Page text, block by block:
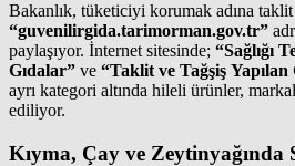
Bakanlık, tüketiciyi korumak adına taklit
“guvenilirgida.tarimorman.gov.tr”
paylaşıyor. İnternet sitesinde; “Sağlığı
Gıdalar” ve “Taklit ve Tağşiş Yapılan
ayrı kategori altında hileli ürünler,
ediliyor.
Kıyma, Çay ve Zeytinyağında